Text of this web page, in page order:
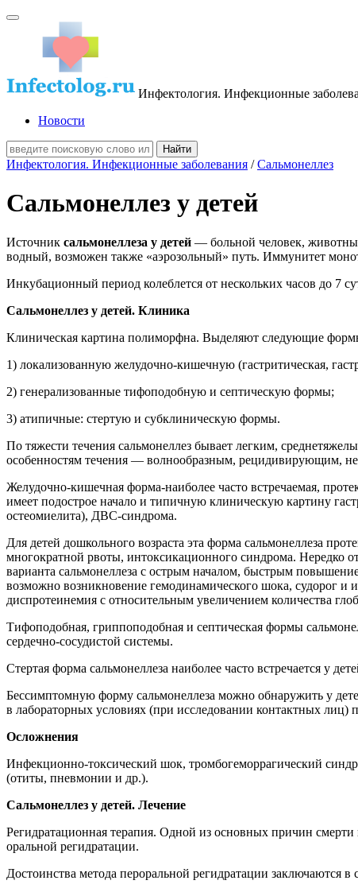
Инфектология. Инфекционные
Новости
Инфектология. Инфекционные заболевания /Сальмонеллез
Сальмонеллез у детей
Источник сальмонеллеза у детей — больной человек,
водный, возможен также «аэрозольный» путь. Иммунитет
Инкубационный период колеблется от нескольких часов до 7
Сальмонеллез у детей. Клиника
Клиническая картина полиморфна. Выделяют следующие
1) локализованную желудочно-кишечную (гастритическая,
2) генерализованные тифоподобную и септическую формы;
3) атипичные: стертую и субклиническую формы.
По тяжести течения сальмонеллез бывает легким,
особенностям течения — волнообразным, рецидивирующим,
Желудочно-кишечная форма-наиболее часто встречаемая,
имеет подострое начало и типичную клиническую картину
остеомиелита), ДВС-синдрома.
Для детей дошкольного возраста эта форма сальмонеллеза
многократной рвоты, интоксикационного синдрома. Нередко
варианта сальмонеллеза с острым началом, быстрым
возможно возникновение гемодинамического шока, судорог
диспротеинемия с относительным увеличением количества
Тифоподобная, гриппоподобная и септическая формы
сердечно-сосудистой системы.
Стертая форма сальмонеллеза наиболее часто встречается у
Бессимптомную форму сальмонеллеза можно обнаружить у
в лабораторных условиях (при исследовании контактных
Осложнения
Инфекционно-токсический шок, тромбогеморрагический
(отиты, пневмонии и др.).
Сальмонеллез у детей. Лечение
Регидратационная терапия. Одной из основных причин
оральной регидратации.
Достоинства метода пероральной регидратации заключаются